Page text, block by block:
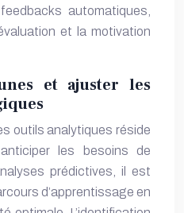
automatiques,
et la motivation
et ajuster les
outils analytiques réside
les besoins de
prédictives, il est
d’apprentissage en